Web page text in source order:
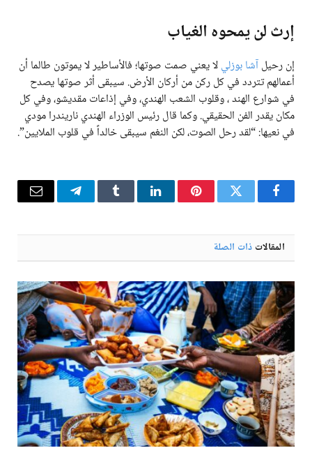
إرث لن يمحوه الغياب
إن رحيلآشا بوزليلا يعني صمت صوتها؛ فالأساطير لا يموتون طالما أن
أعمالهم تتردد في كل ركن من أركان الأرض. سيبقى أثر صوتها يصدح
في شوارع الهند ، وقلوب الشعب الهندي، وفي إذاعات مقديشو، وفي كل
مكان يقدر الفن الحقيقي. وكما قال رئيس الوزراء الهندي ناريندرا مودي
في نعيها: “لقد رحل الصوت، لكن النغم سيبقى خالداً في قلوب الملايين”.
فيسبوكتويتر بينتيريستلينكدإن Tumblr تيلقرام البريد
المقالات ذات الصلة